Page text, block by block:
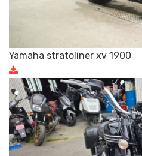
Yamaha stratoliner xv 1900